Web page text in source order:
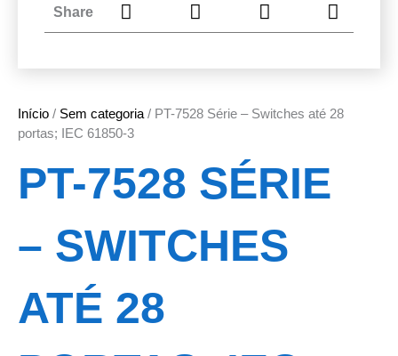
Início / Sem categoria / PT-7528 Série – Switches até 28
portas; IEC 61850-3
PT-7528 SÉRIE
– SWITCHES
ATÉ 28
Share